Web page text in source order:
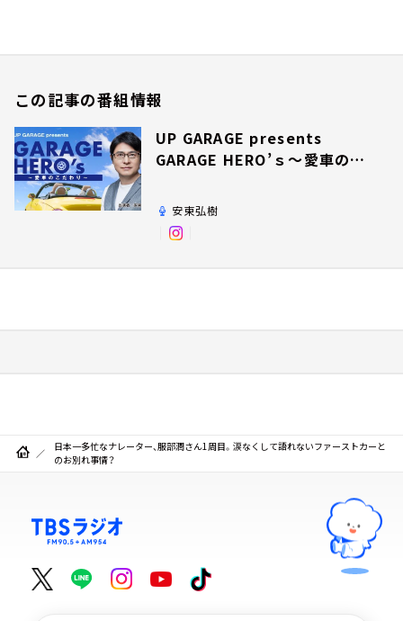
この記事の番組情報
UP GARAGE presents
GARAGE HERO’ｓ～愛車のこ
安東弘樹
日本一多忙なナレーター、服部潤さん1周目。涙なくして語れないファーストカーと
のお別れ事情？